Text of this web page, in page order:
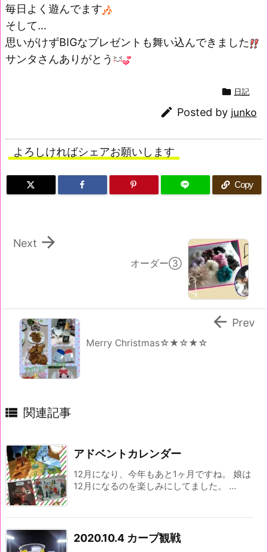
毎日よく遊んでます
そして…
思いがけずBIGなプレゼントも舞い込んできました
サンタさんありがとう
 日記
 Posted by junko
よろしければシェアお願いします
Copy
オーダー③

Next
Merry Christmas☆★☆★☆
 Prev
 関連記事
アドベントカレンダー
12月になり、今年もあと1ヶ月ですね。 娘は
12月になるのを楽しみにしてました。 ...
2020.10.4 カープ観戦